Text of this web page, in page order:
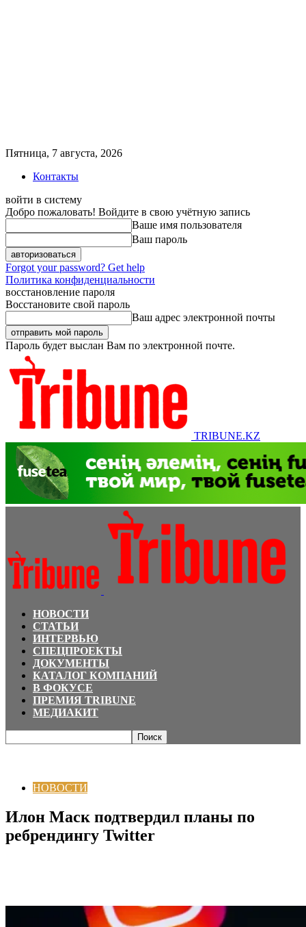
Пятница, 7 августа, 2026
Контакты
войти в систему
Добро пожаловать! Войдите в свою учётную запись
Ваше имя пользователя
Ваш пароль
Forgot your password? Get help
Политика конфиденциальности
восстановление пароля
Восстановите свой пароль
Ваш адрес электронной почты
Пароль будет выслан Вам по электронной почте.
TRIBUNE.KZ
НОВОСТИ
СТАТЬИ
ИНТЕРВЬЮ
СПЕЦПРОЕКТЫ
ДОКУМЕНТЫ
КАТАЛОГ КОМПАНИЙ
В ФОКУСЕ
ПРЕМИЯ TRIBUNE
МЕДИАКИТ
НОВОСТИ
Илон Маск подтвердил планы по
ребрендингу Twitter